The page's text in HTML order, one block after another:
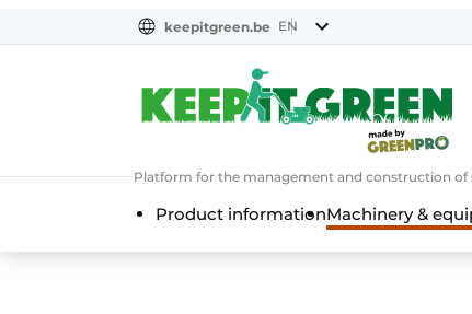
keepitgreen.be EN
Platform for the management and construction of
Product informationMachinery &